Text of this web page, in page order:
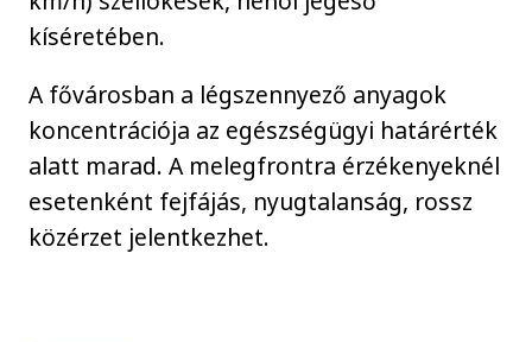
kíséretében.
A fővárosban a légszennyező anyagok
koncentrációja az egészségügyi határérték
alatt marad. A melegfrontra érzékenyeknél
esetenként fejfájás, nyugtalanság, rossz
közérzet jelentkezhet.